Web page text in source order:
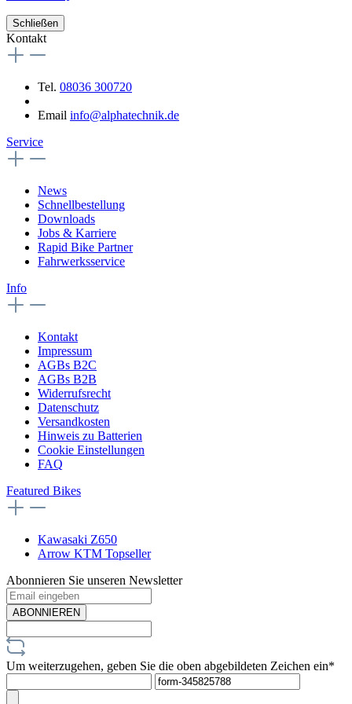
Schließen
Kontakt
Tel. 08036 300720
Email info@alphatechnik.de
Service
News
Schnellbestellung
Downloads
Jobs & Karriere
Rapid Bike Partner
Fahrwerksservice
Info
Kontakt
Impressum
AGBs B2C
AGBs B2B
Widerrufsrecht
Datenschutz
Versandkosten
Hinweis zu Batterien
Cookie Einstellungen
FAQ
Featured Bikes
Kawasaki Z650
Arrow KTM Topseller
Abonnieren Sie unseren Newsletter
ABONNIEREN
Um weiterzugehen, geben Sie die oben abgebildeten Zeichen ein*